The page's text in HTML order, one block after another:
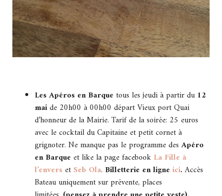
Les Apéros en Barque tous les jeudi à partir du 12
maide 20h00 à 00h00 départ Vieux port Quai
d’honneur de la Mairie. Tarif de la soirée: 25 euros
avec le cocktail du Capitaine et petit cornet à
grignoter. Ne manque pas le programme des Apéro
en Barque et like la page facebook La Fille à
l’envers et Seb Ola. Billetterie en ligne ici. Accès
Bateau uniquement sur prévente, places